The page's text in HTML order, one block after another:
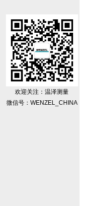
欢迎关注：温泽测量
微信号：WENZEL_CHINA